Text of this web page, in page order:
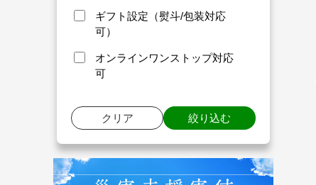
ギフト設定（熨斗/包装対応
可）
オンラインワンストップ対応
可
クリア 絞り込む